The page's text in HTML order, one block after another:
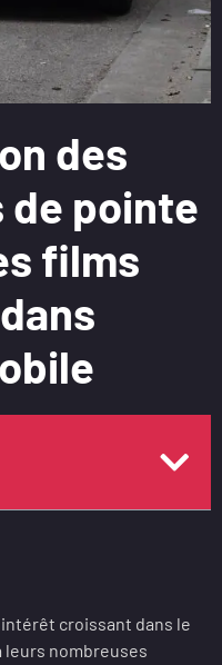
des
pointe
films
croissant dans le
leurs nombreuses